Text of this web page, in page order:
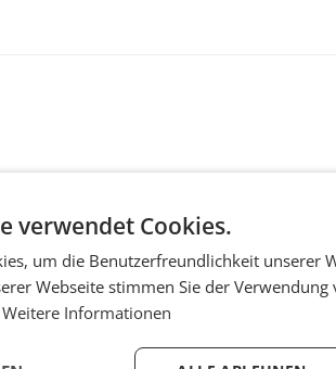
verwendet Cookies.
um die Benutzerfreundlichkeit unserer
Webseite stimmen Sie der Verwendung
Weitere Informationen